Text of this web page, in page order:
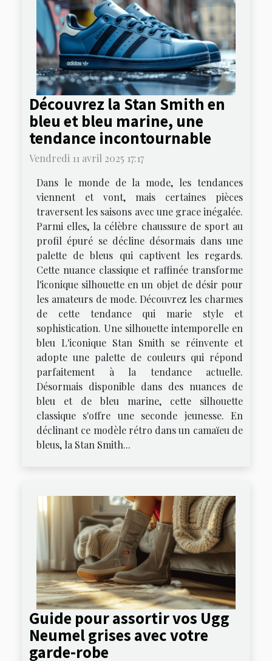
Découvrez la Stan Smith en
bleu et bleu marine, une
tendance incontournable
Vendredi 11 avril 2025 17:17
Dans le monde de la mode, les tendances
viennent et vont, mais certaines pièces
traversent les saisons avec une grace inégalée.
Parmi elles, la célèbre chaussure de sport au
profil épuré se décline désormais dans une
palette de bleus qui captivent les regards.
Cette nuance classique et raffinée transforme
l'iconique silhouette en un objet de désir pour
les amateurs de mode. Découvrez les charmes
de cette tendance qui marie style et
sophistication. Une silhouette intemporelle en
bleu L'iconique Stan Smith se réinvente et
adopte une palette de couleurs qui répond
parfaitement à la tendance actuelle.
Désormais disponible dans des nuances de
bleu et de bleu marine, cette silhouette
classique s'offre une seconde jeunesse. En
déclinant ce modèle rétro dans un camaïeu de
bleus, la Stan Smith...
Guide pour assortir vos Ugg
Neumel grises avec votre
garde-robe